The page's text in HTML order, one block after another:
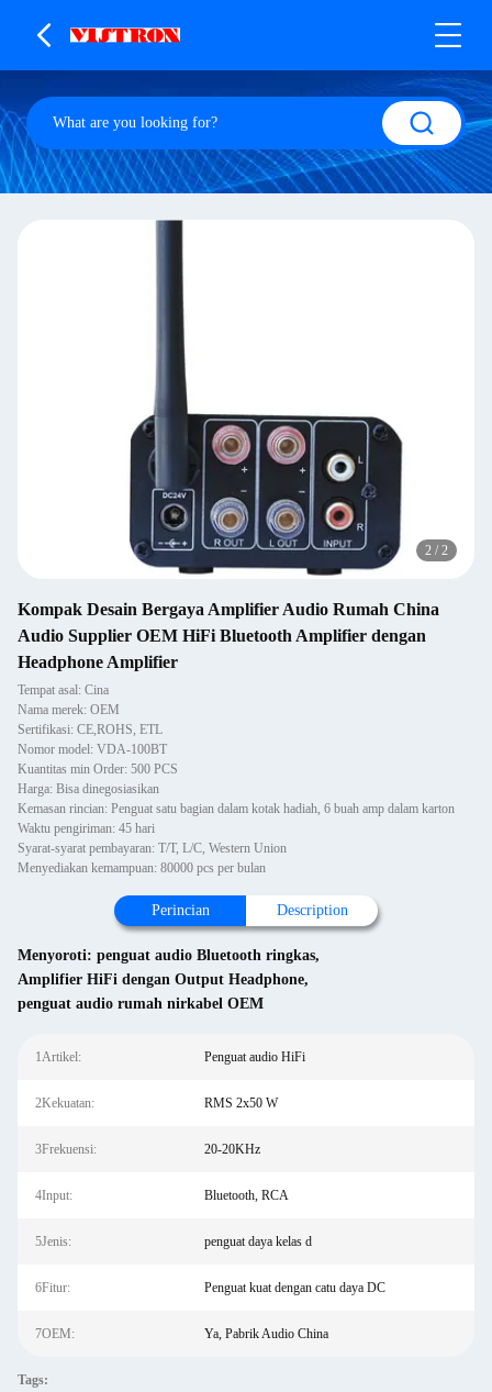
2 / 2
Kompak Desain Bergaya Amplifier Audio Rumah China
Audio Supplier OEM HiFi Bluetooth Amplifier dengan
Headphone Amplifier
Tempat asal: Cina
Nama merek: OEM
Sertifikasi: CE,ROHS, ETL
Nomor model: VDA-100BT
Kuantitas min Order: 500 PCS
Harga: Bisa dinegosiasikan
Kemasan rincian: Penguat satu bagian dalam kotak hadiah, 6 buah amp dalam karton
Waktu pengiriman: 45 hari
Syarat-syarat pembayaran: T/T, L/C, Western Union
Menyediakan kemampuan: 80000 pcs per bulan
Perincian Description
Menyoroti: penguat audio Bluetooth ringkas,
Amplifier HiFi dengan Output Headphone,
penguat audio rumah nirkabel OEM
1Artikel: Penguat audio HiFi
2Kekuatan: RMS 2x50 W
3Frekuensi: 20-20KHz
4Input: Bluetooth, RCA
5Jenis: penguat daya kelas d
6Fitur: Penguat kuat dengan catu daya DC
7OEM: Ya, Pabrik Audio China
Tags: